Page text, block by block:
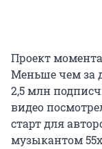
Проект
Меньше чем за
2,5 млн
видео
старт для
музыкантом